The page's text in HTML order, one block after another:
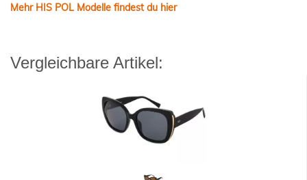
Mehr HIS POL Modelle findest du hier
Vergleichbare Artikel: